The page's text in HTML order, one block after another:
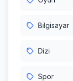
Bilgisayar
Dizi
Spor